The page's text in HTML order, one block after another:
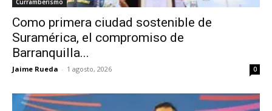
Curramberismo
Como primera ciudad sostenible de
Suramérica, el compromiso de
Barranquilla...
Jaime Rueda - 1 agosto, 2026 0